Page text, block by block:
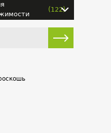
(122)